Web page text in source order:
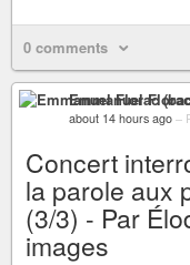
0 comments
Emmanuel
about 14 hours ago –
Concert
la parole aux
(3/3) - Par
images